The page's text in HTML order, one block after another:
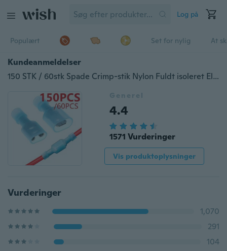
Log på
Populært Set for nylig At
Kundeanmeldelser
150 STK / 60stk Spade Crimp-stik Nylon Fuldt isoleret Elektrisk ledningskabel Crimp Terminaler Kit Sæt
Generel
4.4
1571 Vurderinger
Vis produktoplysninger
Vurderinger
1,070
291
104